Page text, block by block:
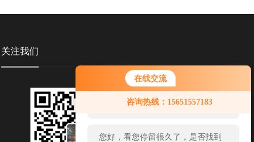
在线交流
咨询热线：15651557183
您好！欢迎前来咨询，很高兴为您
服务，请问您要咨询什么问题呢？
您好，看您停留很久了，是否找到
关注我们